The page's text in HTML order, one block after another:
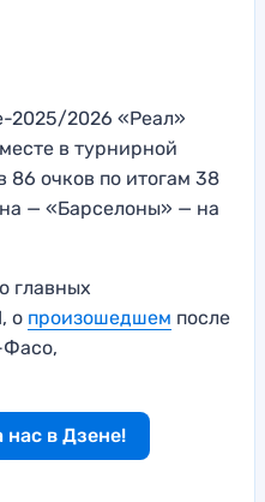
2025/2026 «Реал»
в турнирной
очков по итогам 38
— «Барселоны» — на
главных
о произошедшем после
Фасо,
в Дзене!